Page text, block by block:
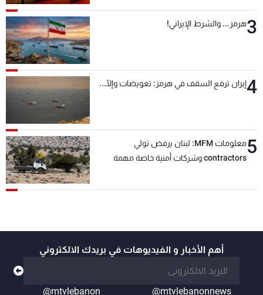
3هرمز... والشرط الإيراني!
4إيران ترفع السقف في هرمز: تعويضات وإلّا...
5
معلومات MFM: لبنان يرفض تولي
contractors وشركات أمنية خاصة مهمة
أهم الأخبار و الفيديوهات في بريدك الالكتروني
@mtvlebanonnews
@mtvlebanon